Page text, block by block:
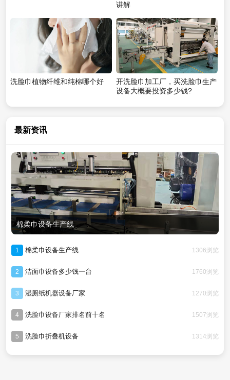
讲解
洗脸巾植物纤维和纯棉哪个好
开洗脸巾加工厂，买洗脸巾生产
设备大概要投资多少钱?
最新资讯
棉柔巾设备生产线
1 棉柔巾设备生产线 1306浏览
2 洁面巾设备多少钱一台 1760浏览
3 湿厕纸机器设备厂家 1270浏览
4 洗脸巾设备厂家排名前十名 1507浏览
5 洗脸巾折叠机设备 1314浏览